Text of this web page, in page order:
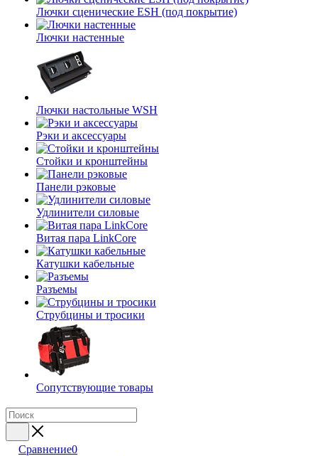
Лючки сценические ESH (под покрытие)
Лючки настенные
Лючки настольные WSH
Рэки и аксессуары
Стойки и кронштейны
Панели рэковые
Удлинители силовые
Витая пара LinkCore
Катушки кабельные
Разъемы
Струбцины и тросики
Сопутствующие товары
Сравнение0